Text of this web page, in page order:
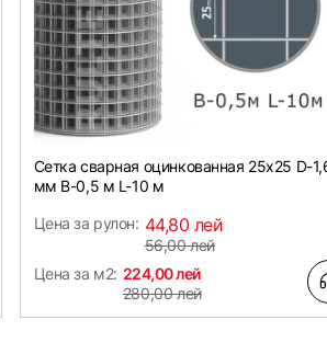
Сетка сварная оцинкованная 25х25 D-
мм B-0,5 м L-10 м
Цена за рулон: 44,80 лей
56,00 лей
Цена за м2: 224,00 лей
280,00 лей